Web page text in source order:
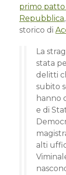
primo
Repubblica
storico di
La
stata
delitti
subito
hanno
e di
alti